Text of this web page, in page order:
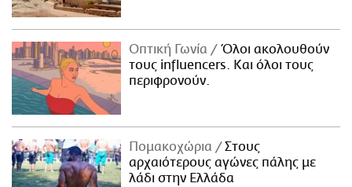
Οπτική Γωνία
Όλοι ακολουθούν
τους influencers. Και όλοι τους
περιφρονούν.
Πομακοχώρια
Στους
αρχαιότερους αγώνες πάλης με
λάδι στην Ελλάδα